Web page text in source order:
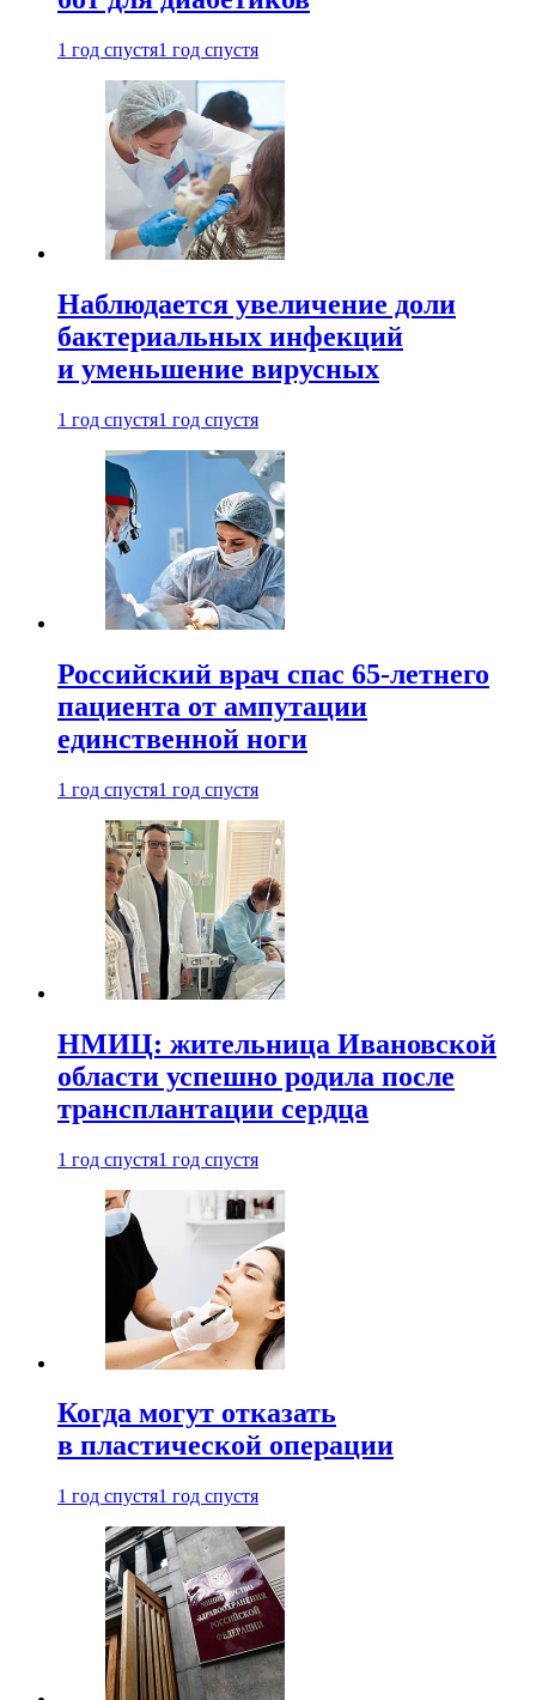
1 год спустя1 год спустя
Наблюдается увеличение доли
бактериальных инфекций
и уменьшение вирусных
1 год спустя1 год спустя
Российский врач спас 65-летнего
пациента от ампутации
единственной ноги
1 год спустя1 год спустя
НМИЦ: жительница Ивановской
области успешно родила после
трансплантации сердца
1 год спустя1 год спустя
Когда могут отказать
в пластической операции
1 год спустя1 год спустя